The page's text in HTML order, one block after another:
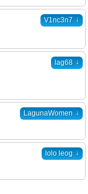
V1nc3n7 ↓
lag68 ↓
LagunaWomen ↓
lolo leog ↓